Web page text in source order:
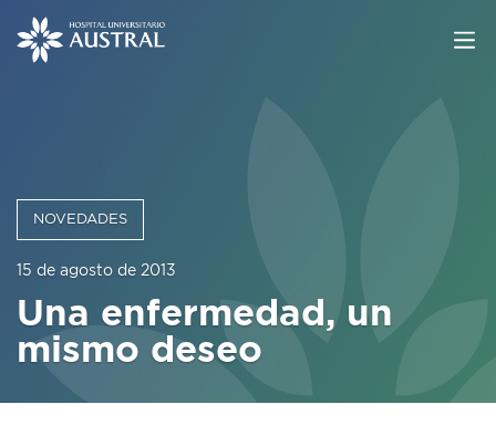
NOVEDADES
15 de agosto de 2013
Una enfermedad, un
mismo deseo